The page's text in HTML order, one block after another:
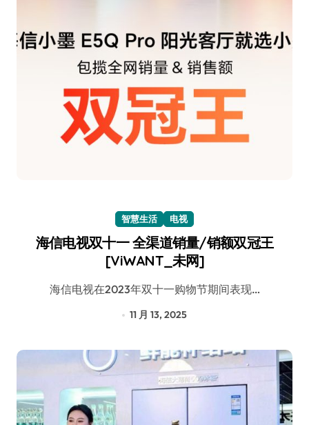
智慧生活 电视
海信电视双十一 全渠道销量/销额双冠王
[ViWANT_未网]
海信电视在2023年双十一购物节期间表现…
11 月 13, 2025